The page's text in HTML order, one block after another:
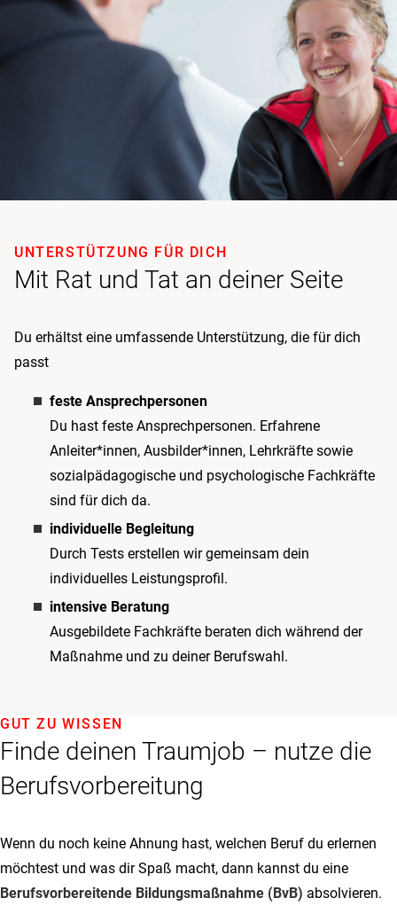
Mit Rat und Tat an deiner Seite
UNTERSTÜTZUNG FÜR DICH
Du erhältst eine umfassende Unterstützung, die für dich
passt
feste Ansprechpersonen
Du hast feste Ansprechpersonen. Erfahrene
Anleiter*innen, Ausbilder*innen, Lehrkräfte sowie
sozialpädagogische und psychologische Fachkräfte
sind für dich da.
individuelle Begleitung
Durch Tests erstellen wir gemeinsam dein
individuelles Leistungsprofil.
intensive Beratung
Ausgebildete Fachkräfte beraten dich während der
Maßnahme und zu deiner Berufswahl.
Finde deinen Traumjob – nutze die
Berufsvorbereitung
GUT ZU WISSEN
Wenn du noch keine Ahnung hast, welchen Beruf du erlernen
möchtest und was dir Spaß macht, dann kannst du eine
Berufsvorbereitende Bildungsmaßnahme (BvB) absolvieren.